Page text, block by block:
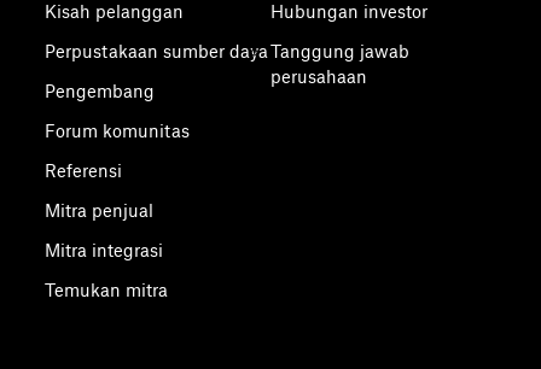
Kisah pelanggan
Perpustakaan sumber daya
Pengembang
Forum komunitas
Referensi
Mitra penjual
Mitra integrasi
Temukan mitra
Hubungan investor
Tanggung jawab
perusahaan